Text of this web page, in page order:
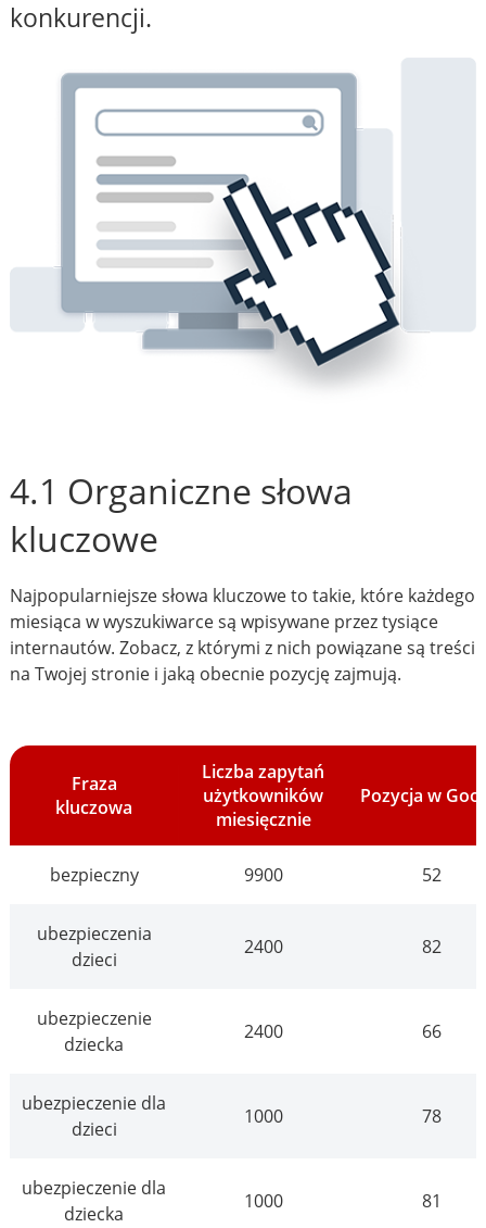
konkurencji.
4.1 Organiczne słowa
kluczowe
Najpopularniejsze słowa kluczowe to takie, które każdego
miesiąca w wyszukiwarce są wpisywane przez tysiące
internautów. Zobacz, z którymi z nich powiązane są treści
na Twojej stronie i jaką obecnie pozycję zajmują.
Fraza
kluczowa
Liczba zapytań
użytkowników
miesięcznie
Pozycja w
bezpieczny 9900 52
ubezpieczenia
dzieci
2400 82
ubezpieczenie
dziecka
2400 66
ubezpieczenie dla
dzieci
1000 78
ubezpieczenie dla
dziecka
1000 81